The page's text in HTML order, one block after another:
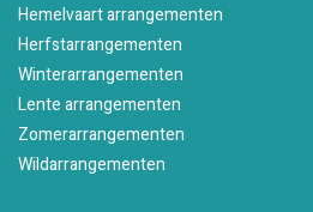
Hemelvaart arrangementen
Herfstarrangementen
Winterarrangementen
Lente arrangementen
Zomerarrangementen
Wildarrangementen